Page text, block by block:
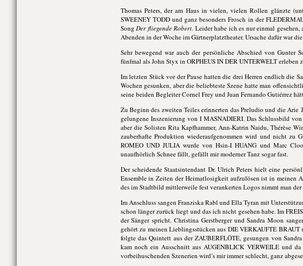
Thomas Peters, der am Haus in vielen, vielen Rollen glänzte
SWEENEY TODD und ganz besonders Frosch in der
SongDer fliegende Robert. Leider habe ich es nur einmal
Abenden in der Woche im Gärtnerplatztheater. Ursache dafür war
Sehr bewegend war auch der persönliche Abschied von Gunter
fünfmal als John Styx in ORPHEUS IN DER UNTERWELT
Im letzten Stück vor der Pause hatten die drei Herren endlich die
Wochen gesunken, aber die beliebteste Szene hatte man
seine beiden Begleiter Cornel Frey und Juan Fernando Gutiérrez
Zu Beginn des zweiten Teiles erinnerten das Preludio und die Arie
gelungene Inszenierung von I MASNADIERI. Das Schlussbild
aber die Solisten Rita Kapfhammer, Ann-Katrin Naidu, Thérèse
zauberhafte Produktion wiederaufgenommen wird und nicht zu
ROMEO UND JULIA wurde von Hsin-I HUANG und Marc
unaufhörlich Schnee fällt, gefällt mir moderner Tanz sogar fast.
Der scheidende Staatsintendant Dr. Ulrich Peters hielt eine
Ensemble in Zeiten der Heimatlosigkeit aufzulösen ist in meinen
des im Stadtbild mittlerweile fest verankerten Logos nimmt man
Im Anschluss sangen Franziska Rabl und Ella Tyran mit
schon länger zurück liegt und das ich nicht gesehen habe. Im
der Sänger spricht. Christina Gerstberger und Sandra Moon
gehört zu meinen Lieblingsstücken aus DIE VERKAUFTE
folgte das Quintett aus der ZAUBERFLÖTE, gesungen von
kam noch ein Ausschnitt aus AUGENBLICK VERWEILE und
vorbeihuschenden Szenerien wird’s mir immer schlecht, ganz